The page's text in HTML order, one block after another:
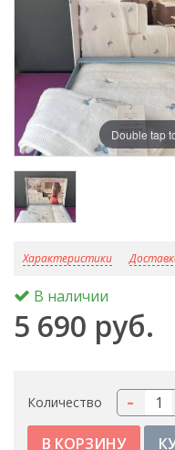
Double tap
Характеристики
В наличии
5 690 руб.
Количество -